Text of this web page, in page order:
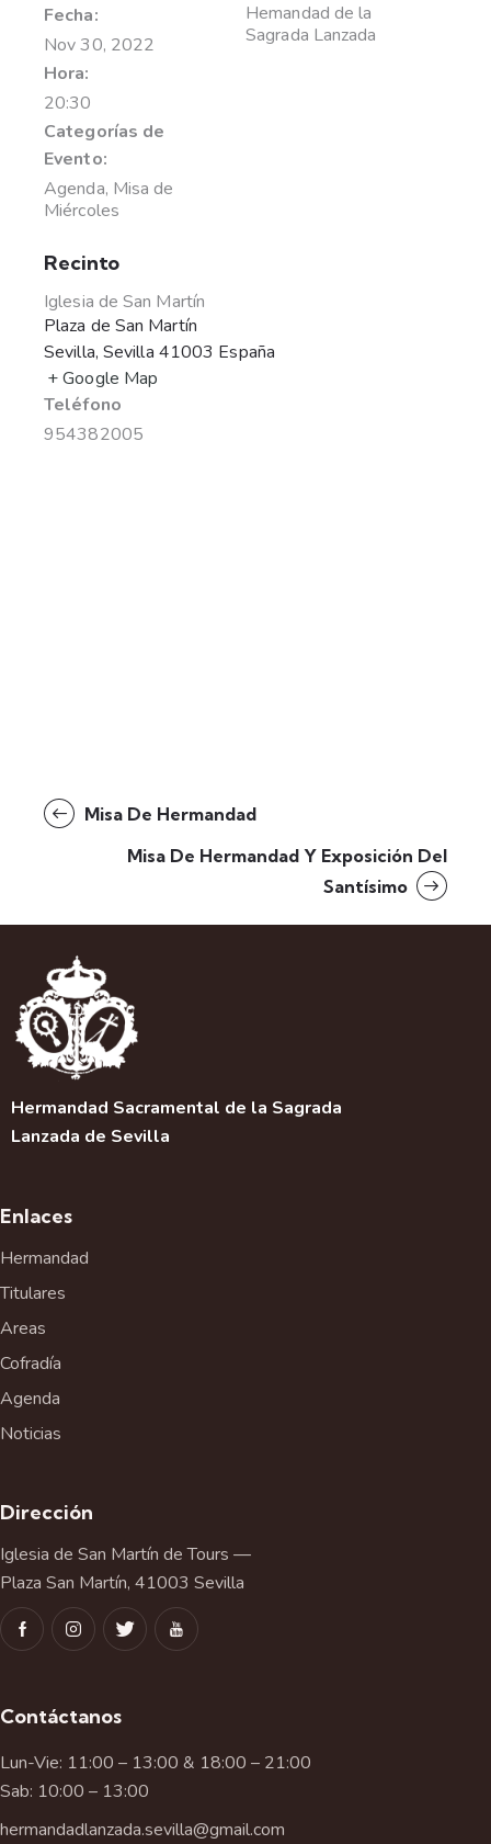
Fecha:
Nov 30, 2022
Hora:
20:30
Categorías de
Evento:
Agenda, Misa de
Miércoles
Hemandad de la
Sagrada Lanzada
Recinto
Iglesia de San Martín
Plaza de San Martín
Sevilla, Sevilla 41003 España
+ Google Map
Teléfono
954382005
Misa De Hermandad
Misa De Hermandad Y Exposición Del
Santísimo
Hermandad Sacramental de la Sagrada
Lanzada de Sevilla
Enlaces
Hermandad
Titulares
Areas
Cofradía
Agenda
Noticias
Dirección
Iglesia de San Martín de Tours —
Plaza San Martín, 41003 Sevilla
Contáctanos
Lun-Vie: 11:00 – 13:00 & 18:00 – 21:00
Sab: 10:00 – 13:00
hermandadlanzada.sevilla@gmail.com